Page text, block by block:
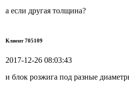
а если другая толщина?
Клиент 705109
2017-12-26 08:03:43
и блок розжига под разные